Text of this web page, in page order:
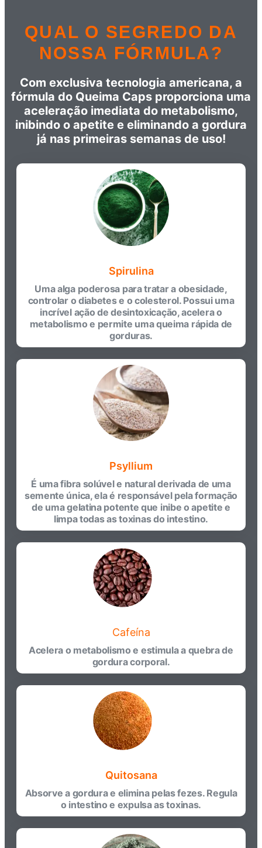
QUAL O SEGREDO DA
NOSSA FÓRMULA?
Com exclusiva tecnologia americana, a
fórmula do Queima Caps proporciona uma
aceleração imediata do metabolismo,
inibindo o apetite e eliminando a gordura
já nas primeiras semanas de uso!
Spirulina
Uma alga poderosa para tratar a obesidade,
controlar o diabetes e o colesterol. Possui uma
incrível ação de desintoxicação, acelera o
metabolismo e permite uma queima rápida de
gorduras.
Psyllium
É uma fibra solúvel e natural derivada de uma
semente única, ela é responsável pela formação
de uma gelatina potente que inibe o apetite e
limpa todas as toxinas do intestino.
Cafeína
Acelera o metabolismo e estimula a quebra de
gordura corporal.
Quitosana
Absorve a gordura e elimina pelas fezes. Regula
o intestino e expulsa as toxinas.